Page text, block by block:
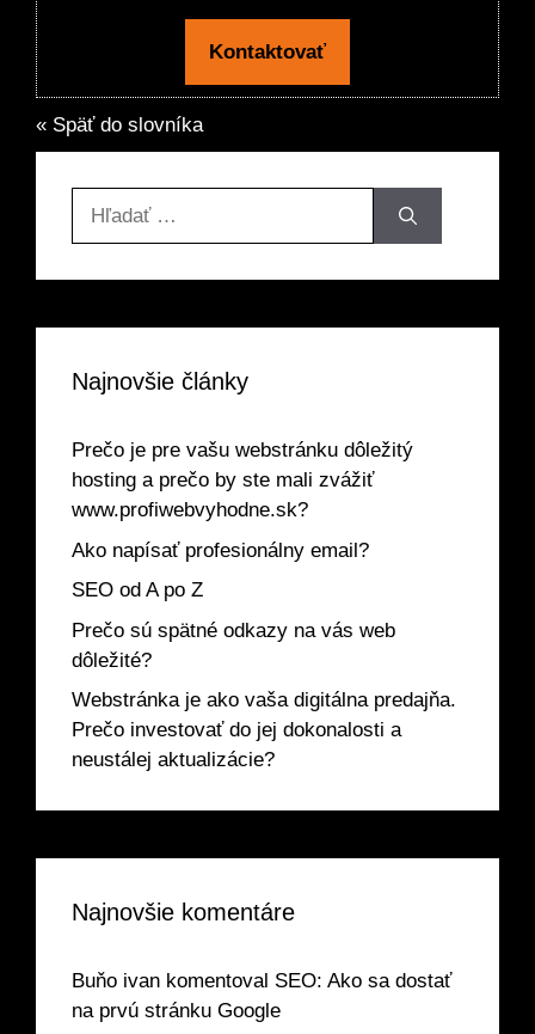
Kontaktovať
« Späť do slovníka
Najnovšie články
Prečo je pre vašu webstránku dôležitý
hosting a prečo by ste mali zvážiť
www.profiwebvyhodne.sk?
Ako napísať profesionálny email?
SEO od A po Z
Prečo sú spätné odkazy na vás web
dôležité?
Webstránka je ako vaša digitálna predajňa.
Prečo investovať do jej dokonalosti a
neustálej aktualizácie?
Najnovšie komentáre
Buňo ivan komentoval SEO: Ako sa dostať
na prvú stránku Google